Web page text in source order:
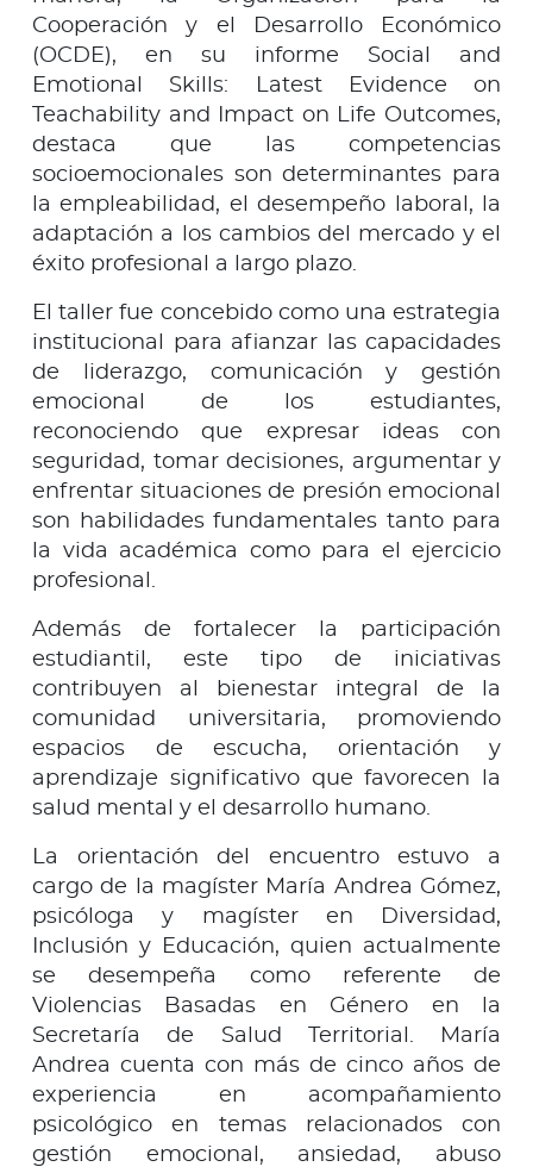
Cooperación y el Desarrollo Económico
(OCDE), en su informe Social and
Emotional Skills: Latest Evidence on
Teachability and Impact on Life Outcomes,
destaca que las competencias
socioemocionales son determinantes para
la empleabilidad, el desempeño laboral, la
adaptación a los cambios del mercado y el
éxito profesional a largo plazo.
El taller fue concebido como una estrategia
institucional para afianzar las capacidades
de liderazgo, comunicación y gestión
emocional de los estudiantes,
reconociendo que expresar ideas con
seguridad, tomar decisiones, argumentar y
enfrentar situaciones de presión emocional
son habilidades fundamentales tanto para
la vida académica como para el ejercicio
profesional.
Además de fortalecer la participación
estudiantil, este tipo de iniciativas
contribuyen al bienestar integral de la
comunidad universitaria, promoviendo
espacios de escucha, orientación y
aprendizaje significativo que favorecen la
salud mental y el desarrollo humano.
La orientación del encuentro estuvo a
cargo de la magíster María Andrea Gómez,
psicóloga y magíster en Diversidad,
Inclusión y Educación, quien actualmente
se desempeña como referente de
Violencias Basadas en Género en la
Secretaría de Salud Territorial. María
Andrea cuenta con más de cinco años de
experiencia en acompañamiento
psicológico en temas relacionados con
gestión emocional, ansiedad, abuso